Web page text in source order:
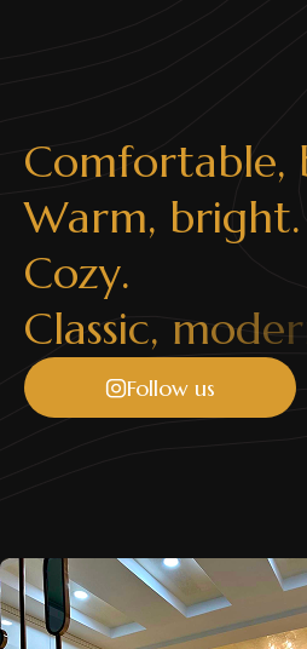
Comfortable,
Warm, bright.
Cozy.
Classic, moder
Follow us